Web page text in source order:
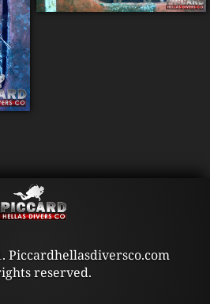
Piccardhellasdiversco.com
reserved.